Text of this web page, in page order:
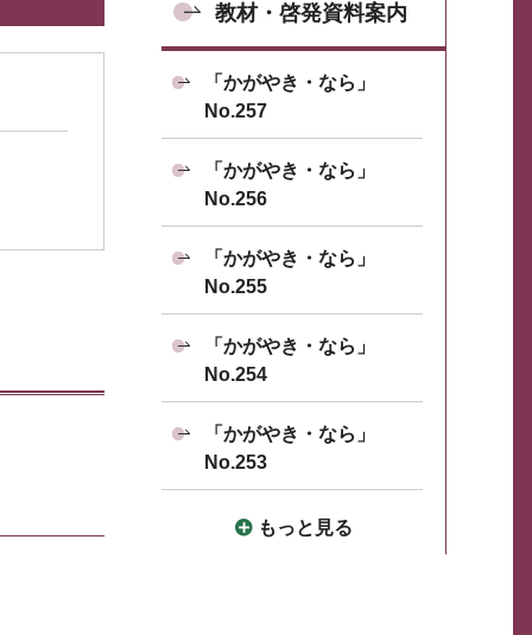
教材・啓発資料案内
「かがやき・なら」
No.257
「かがやき・なら」
No.256
「かがやき・なら」
No.255
「かがやき・なら」
No.254
「かがやき・なら」
No.253
もっと見る